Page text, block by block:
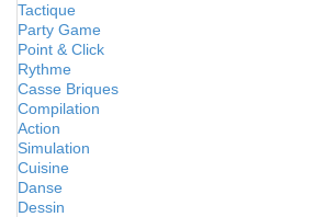
Tactique
Party Game
Point & Click
Rythme
Casse Briques
Compilation
Action
Simulation
Cuisine
Danse
Dessin